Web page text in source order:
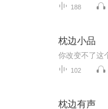
188
枕边小品
102
枕边有声